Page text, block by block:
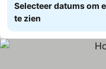
Selecteer datums om
te zien